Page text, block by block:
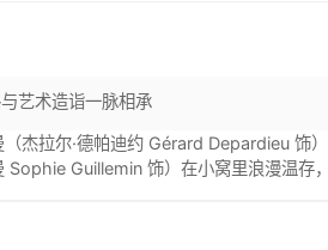
艺术造诣一脉相承
杰拉尔·德帕迪约 Gérard Depardieu 饰
Sophie Guillemin 饰）在小窝里浪漫温存
。 有一天，基曼在公园里遇到了一边养
始萌芽。知识渊博的玛格丽特是一个退